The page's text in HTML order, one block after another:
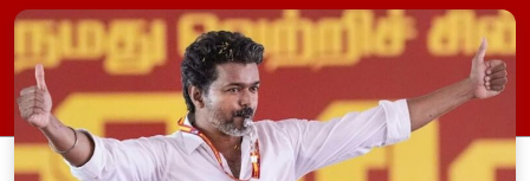
১০টায় এই জমকালো শপথ অনুষ্ঠান আয়োজিত
হবে। এর মধ্য দিয়ে তামিলনাড়ুর রাজনীতিতে গত
পাঁচ দশকের (৫০ বছর) দ্রাবিড় মুন্নেত্র কাজগম
(ডিএমকে) এবং অল ইন্ডিয়া […]